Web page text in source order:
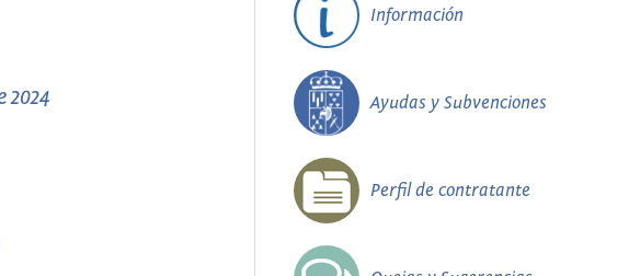
2024
Información
Ayudas y Subvenciones
Perfil de contratante